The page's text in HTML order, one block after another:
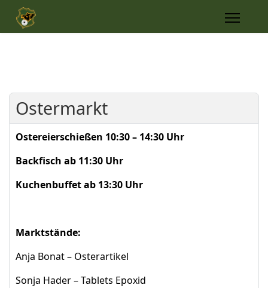
Ostermarkt
Ostereierschießen 10:30 – 14:30 Uhr
Backfisch ab 11:30 Uhr
Kuchenbuffet ab 13:30 Uhr
Marktstände:
Anja Bonat – Osterartikel
Sonja Hader – Tablets Epoxid